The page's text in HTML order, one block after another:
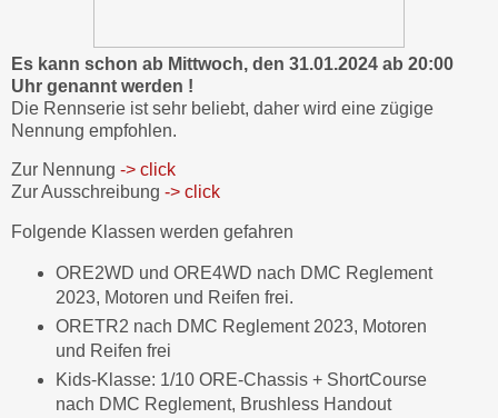
Es kann schon ab Mittwoch, den 31.01.2024 ab 20:00
Uhr genannt werden !
Die Rennserie ist sehr beliebt, daher wird eine zügige
Nennung empfohlen.
Zur Nennung -> click
Zur Ausschreibung -> click
Folgende Klassen werden gefahren
ORE2WD und ORE4WD nach DMC Reglement
2023, Motoren und Reifen frei.
ORETR2 nach DMC Reglement 2023, Motoren
und Reifen frei
Kids-Klasse: 1/10 ORE-Chassis + ShortCourse
nach DMC Reglement, Brushless Handout